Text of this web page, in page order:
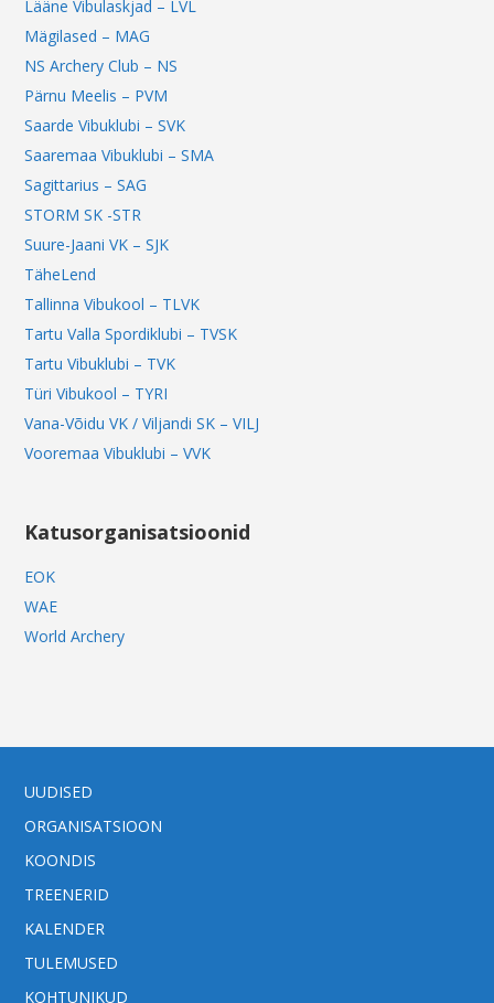
Lääne Vibulaskjad – LVL
Mägilased – MAG
NS Archery Club – NS
Pärnu Meelis – PVM
Saarde Vibuklubi – SVK
Saaremaa Vibuklubi – SMA
Sagittarius – SAG
STORM SK -STR
Suure-Jaani VK – SJK
TäheLend
Tallinna Vibukool – TLVK
Tartu Valla Spordiklubi – TVSK
Tartu Vibuklubi – TVK
Türi Vibukool – TYRI
Vana-Võidu VK / Viljandi SK – VILJ
Vooremaa Vibuklubi – VVK
Katusorganisatsioonid
EOK
WAE
World Archery
UUDISED
ORGANISATSIOON
KOONDIS
TREENERID
KALENDER
TULEMUSED
KOHTUNIKUD